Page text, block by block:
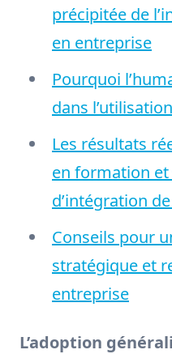
précipitée de
en entreprise
Pourquoi
dans
Les résultats
en formation
d’intégration de
Conseils pour
stratégique et
entreprise
L’adoption